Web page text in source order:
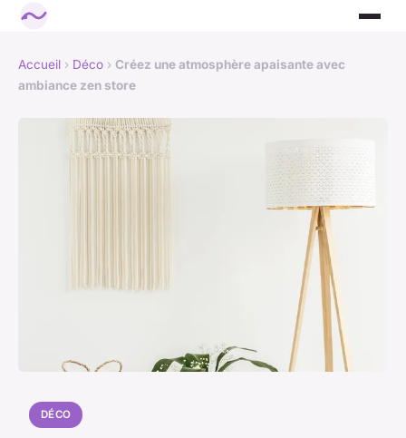
Accueil › Déco › Créez une atmosphère apaisante avec
ambiance zen store
DÉCO